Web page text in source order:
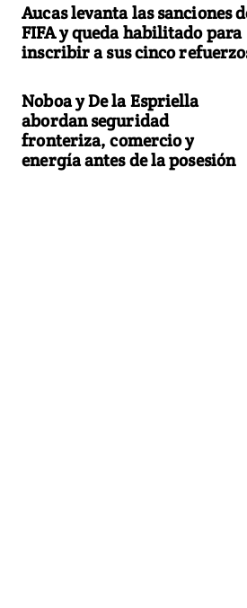
Aucas levanta las sanciones
FIFA y queda habilitado para
inscribir a sus cinco
Noboa y De la Espriella
abordan seguridad
fronteriza, comercio y
energía antes de la posesión